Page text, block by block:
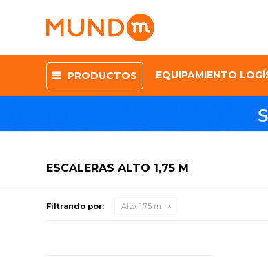
PRODUCTOS EQUIPAMIENTO
ESCALERAS ALTO 1,75 M
Filtrando por: Alto: 1,75 m